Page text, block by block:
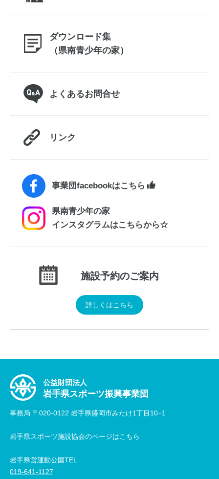
ダウンロード集
（県南青少年の家）
よくあるお問合せ
リンク
事業団facebookはこちら
県南青少年の家
インスタグラムはこちらから☆
施設予約のご案内
詳しくはこちら
公益財団法人
岩手県スポーツ振興事業団
事務局 〒020-0122 岩手県盛岡市みたけ1丁目10−1
岩手県スポーツ施設協会のページはこちら
岩手県営運動公園TEL
019-641-1127